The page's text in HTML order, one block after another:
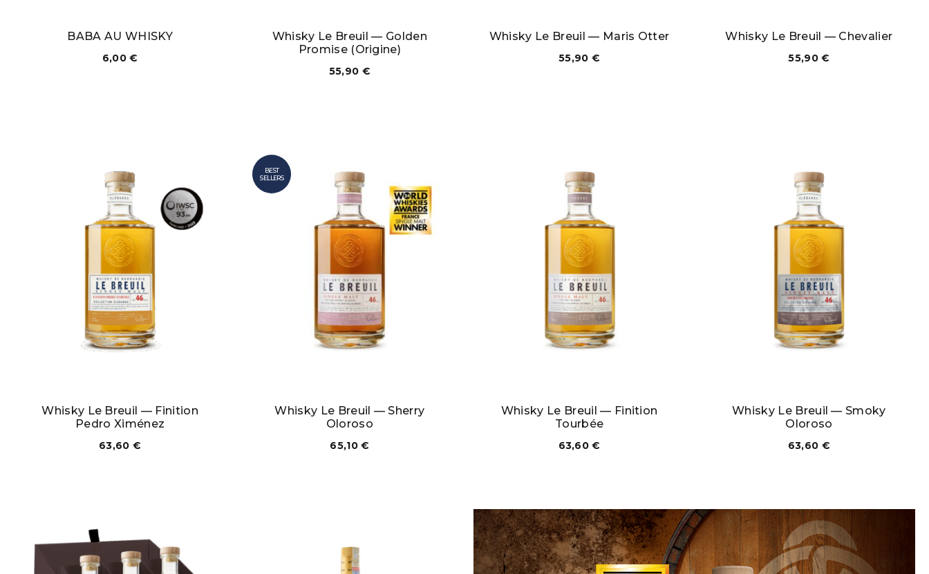
BABA AU WHISKY
6,00€
Whisky Le Breuil — Golden
Promise (Origine)
55,90 €
Whisky Le Breuil — Maris Otter
55,90 €
Whisky Le Breuil — Chevalier
55,90€
Whisky Le Breuil — Finition
Pedro Ximénez
63,60 €
BEST
SELLERS
Whisky Le Breuil — Sherry
Oloroso
65,10€
Whisky Le Breuil — Finition
Tourbée
63,60€
Whisky Le Breuil — Smoky
Oloroso
63,60 €